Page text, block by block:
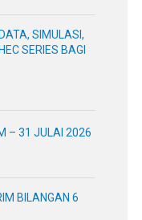
SIMULASI,
SERIES BAGI
– 31 JULAI 2026
BILANGAN 6